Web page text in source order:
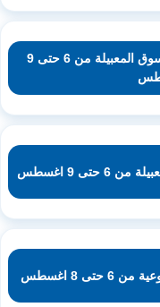
عروض مارك اند سيف للتسوق المعبيلة من 6 حتى 9
9 اغسطس
8 اغسطس